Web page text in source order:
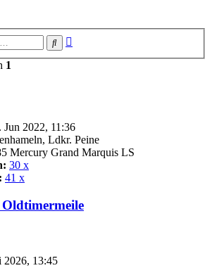
Suche
1
Jun 2022, 11:36
Ldkr. Peine
Mercury Grand Marquis LS
30 x
41 x
2026, 13:45